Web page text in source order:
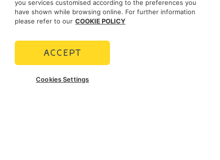
SOCIAL MEDIA
POLICIES
Termini e Condizioni
you services customised according to the preferences you
have shown while browsing online. For further information
please refer to our COOKIE POLICY
Cookies Settings
ACCEPT